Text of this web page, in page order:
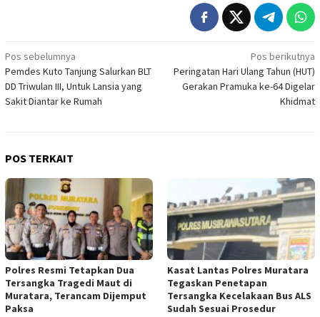
Navigasi
pos
Pos sebelumnya
Pemdes Kuto Tanjung Salurkan BLT
DD Triwulan III, Untuk Lansia yang
Sakit Diantar ke Rumah
Pos berikutnya
Peringatan Hari Ulang Tahun (HUT)
Gerakan Pramuka ke-64 Digelar
Khidmat
POS TERKAIT
Polres Resmi Tetapkan Dua
Tersangka Tragedi Maut di
Muratara, Terancam Dijemput
Paksa
Kasat Lantas Polres Muratara
Tegaskan Penetapan
Tersangka Kecelakaan Bus ALS
Sudah Sesuai Prosedur